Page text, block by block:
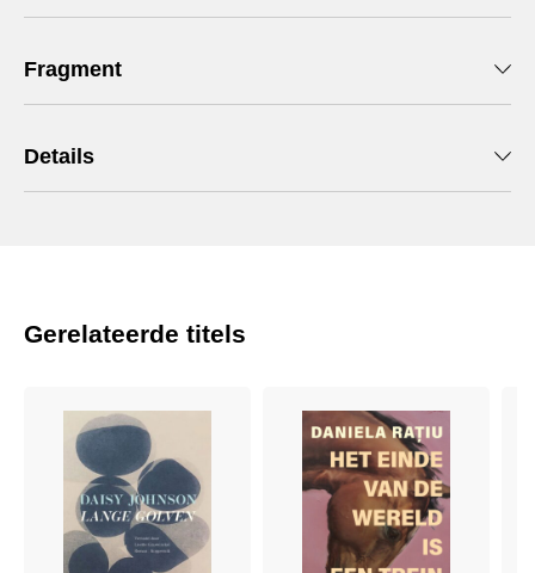
Fragment
Details
Gerelateerde titels